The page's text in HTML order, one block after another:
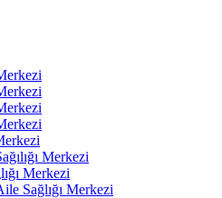
Merkezi
Merkezi
Sağlığı Merkezi